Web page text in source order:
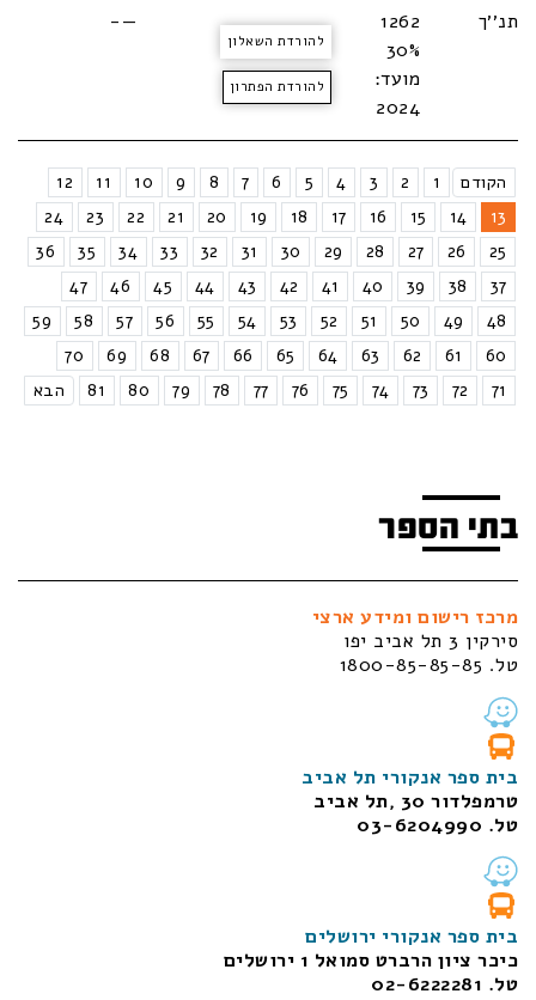
תנ׳׳ך
1262
30%
מועד:
2024
להורדת השאלון
להורדת הפתרון
—-
הקודם 1
2
3
4
5
6
7
8
9
10
11
12
13
14
15
16
17
18
19
20
21
22
23
24
25
26
27
28
29
30
31
32
33
34
35
36
37
38
39
40
41
42
43
44
45
46
47
48
49
50
51
52
53
54
55
56
57
58
59
60
61
62
63
64
65
66
67
68
69
70
71
72
73
74
75
76
77
78
79
80
81 הבא
בתי הספר
מרכז רישום ומידע ארצי
סירקין 3 תל אביב יפו
טל. 1800-85-85-85
בית ספר אנקורי תל אביב
טרמפלדור 30 ,תל אביב
טל. 03-6204990
בית ספר אנקורי ירושלים
כיכר ציון הרברט סמואל 1
ירושלים
טל. 02-6222281